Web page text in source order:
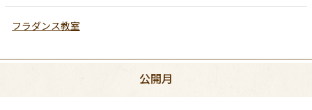
フラダンス教室
公開月